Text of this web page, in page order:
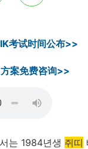
考试时间公布>>
案免费咨询>>
는 1984년생 쥐띠